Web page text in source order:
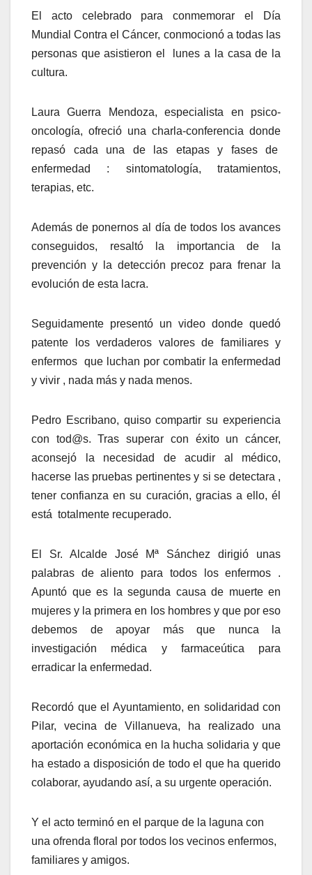
El acto celebrado para conmemorar el Día
Mundial Contra el Cáncer, conmocionó a todas las
personas que asistieron el lunes a la casa de la
cultura.
Laura Guerra Mendoza, especialista en psico-
oncología, ofreció una charla-conferencia donde
repasó cada una de las etapas y fases de
enfermedad : sintomatología, tratamientos,
terapias, etc.
Además de ponernos al día de todos los avances
conseguidos, resaltó la importancia de la
prevención y la detección precoz para frenar la
evolución de esta lacra.
Seguidamente presentó un video donde quedó
patente los verdaderos valores de familiares y
enfermos que luchan por combatir la enfermedad
y vivir , nada más y nada menos.
Pedro Escribano, quiso compartir su experiencia
con tod@s. Tras superar con éxito un cáncer,
aconsejó la necesidad de acudir al médico,
hacerse las pruebas pertinentes y si se detectara ,
tener confianza en su curación, gracias a ello, él
está totalmente recuperado.
El Sr. Alcalde José Mª Sánchez dirigió unas
palabras de aliento para todos los enfermos .
Apuntó que es la segunda causa de muerte en
mujeres y la primera en los hombres y que por eso
debemos de apoyar más que nunca la
investigación médica y farmaceútica para
erradicar la enfermedad.
Recordó que el Ayuntamiento, en solidaridad con
Pilar, vecina de Villanueva, ha realizado una
aportación económica en la hucha solidaria y que
ha estado a disposición de todo el que ha querido
colaborar, ayudando así, a su urgente operación.
Y el acto terminó en el parque de la laguna con
una ofrenda floral por todos los vecinos enfermos,
familiares y amigos.